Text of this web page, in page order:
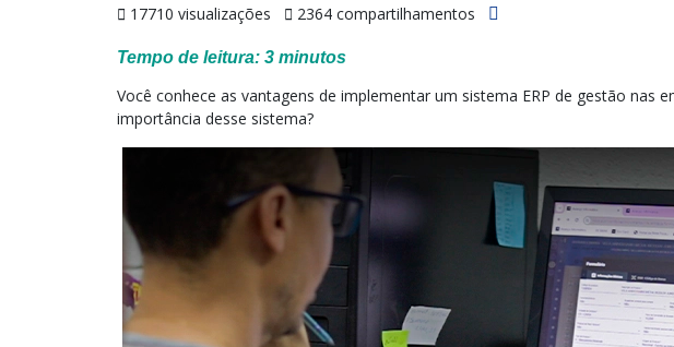
17710 visualizações 2364 compartilhamentos
Tempo de leitura: 3 minutos
Você conhece as vantagens de implementar um sistema ERP de gestão nas
importância desse sistema?